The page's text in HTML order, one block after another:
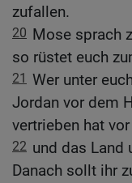
zufallen.
20 Mose sprach
so rüstet euch
21 Wer unter
Jordan vor dem
vertrieben hat
22 und das Land
Danach sollt ihr